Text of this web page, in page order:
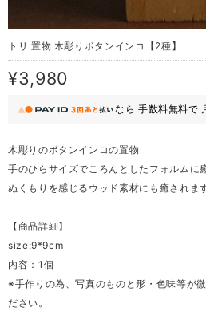
トリ 置物 木彫りボタンインコ【2種】
¥3,980
なら 手数料無料で
木彫りのボタンインコの置物
手のひらサイズでころんとしたフォルムに
ぬくもりを感じるウッド素材にも癒されます
【商品詳細】
size:9*9cm
内容：1個
※手作りの為、写真のものと形・色味等が
ださい。